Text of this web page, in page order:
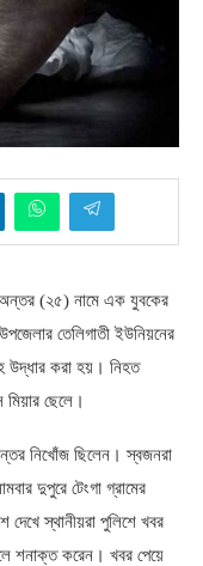
(২৫) নামে এক যুবকের
তেলিগাতী ইউনিয়নের
উদ্ধার করা হয়। নিহত
ছেলে।
নিখোঁজ ছিলেন। স্বজনরা
দুপুরে টেংগা গ্রামের
দেখে স্থানীয়রা পুলিশে খবর
শনাক্ত করেন। খবর পেয়ে